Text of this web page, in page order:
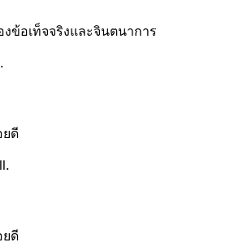
ข้อเท็จจริงและจินตนาการ
ยดี
ยดี